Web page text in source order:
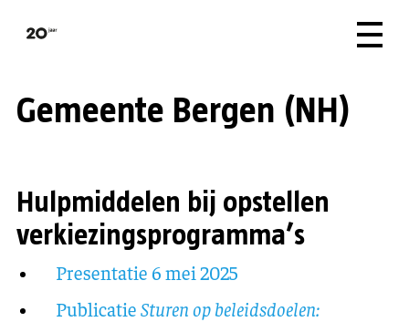
Gemeente Bergen (NH)
Hulpmiddelen bij opstellen
verkiezingsprogramma’s
Presentatie 6 mei 2025
PublicatieSturen op beleidsdoelen: